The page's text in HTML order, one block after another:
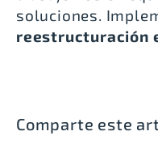
soluciones.
reestructuración
Comparte este